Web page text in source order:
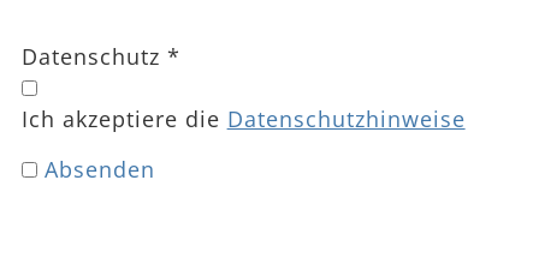
Datenschutz *
Ich akzeptiere die Datenschutzhinweise
Absenden